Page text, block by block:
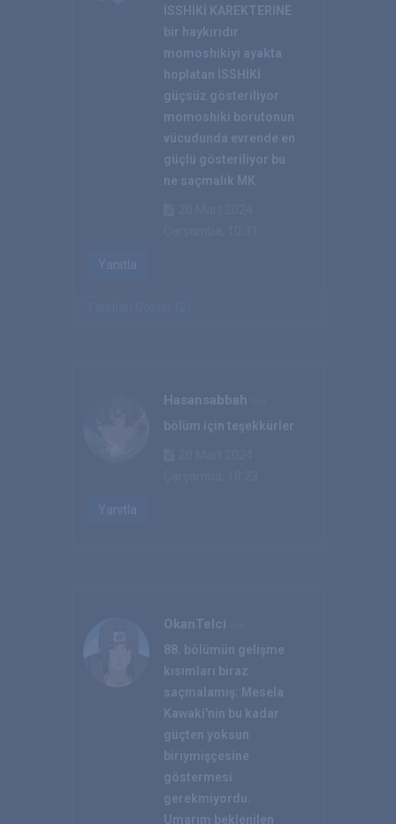
İSSHİKİ KAREKTERİNE
bir haykırıdır
momoshikiyi ayakta
hoplatan İSSHİKİ
güçsüz gösteriliyor
momoshiki borutonun
vücudunda evrende en
güçlü gösteriliyor bu
ne saçmalık MK
Yanıtla
Hasansabbah
bölüm için teşekkürler
Yanıtla
OkanTelci
88. bölümün gelişme
kısımları biraz
saçmalamış: Mesela
Kawaki'nin bu kadar
güçten yoksun
biriymişçesine
göstermesi
gerekmiyordu.
Umarım beklenilen